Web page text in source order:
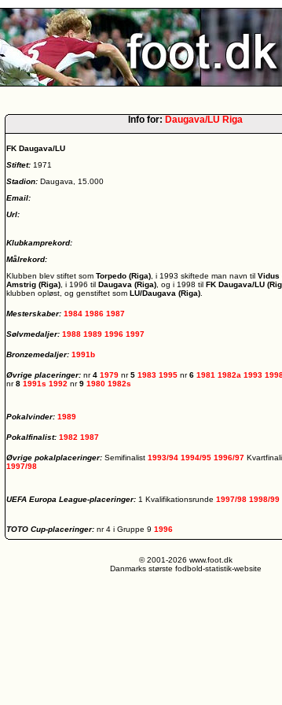
Info for: Daugava/LU Riga
FK Daugava/LU
Stiftet: 1971
Stadion: Daugava, 15.000
Email:
Url:
Klubkamprekord:
Målrekord:
Klubben blev stiftet som Torpedo (Riga) , i 1993 skiftede man navn til Vidus
Amstrig (Riga) , i 1996 til Daugava (Riga) , og i 1998 til FK Daugava/LU
klubben opløst, og genstiftet som LU/Daugava (Riga)
Mesterskaber: 1984 1986 1987
Sølvmedaljer: 1988 1989 1996 1997
Bronzemedaljer: 1991b
Øvrige placeringer: nr4 1979 nr5 1983 1995 nr6 1981 1982a 1993
nr8 1991s 1992 nr9 1980 1982s
Pokalvinder: 1989
Pokalfinalist: 1982 1987
Øvrige pokalplaceringer: Semifinalist 1993/94 1994/95 1996/97
1997/98
UEFA Europa League-placeringer: 1 Kvalifikationsrunde 1997/98 1998/99
TOTO Cup-placeringer: nr 4 i Gruppe 9 1996
© 2001-2026 www.foot.dk
Danmarks største fodbold-statistik-website